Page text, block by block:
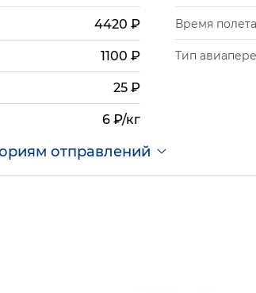
4420 ₽
1100 ₽
25₽
6 ₽/кг
Время полета
Тип
отправлений